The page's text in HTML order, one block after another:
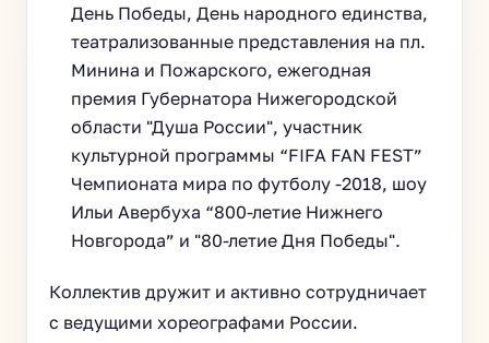
День Победы, День народного единства,
театрализованные представления на пл.
Минина и Пожарского, ежегодная
премия Губернатора Нижегородской
области "Душа России", участник
культурной программы “FIFA FAN FEST”
Чемпионата мира по футболу -2018, шоу
Ильи Авербуха “800-летие Нижнего
Новгорода” и "80-летие Дня Победы".
Коллектив дружит и активно сотрудничает
с ведущими хореографами России.